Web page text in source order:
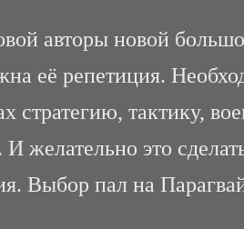
авторы новой
её репетиция.
стратегию, тактику,
желательно это
Выбор пал на